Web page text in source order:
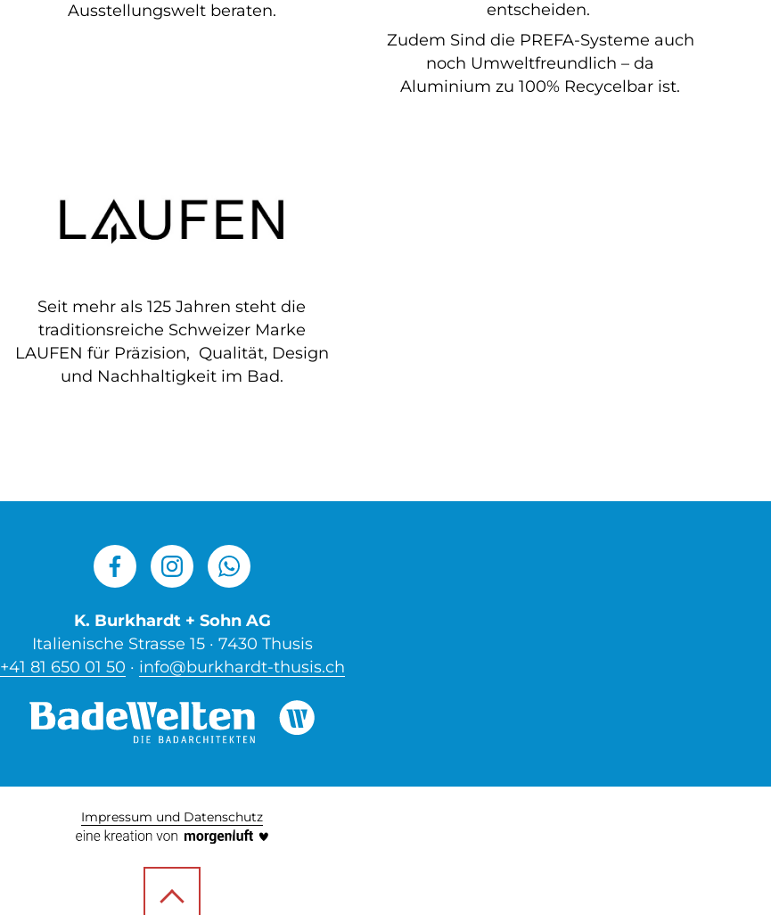
Ausstellungswelt beraten.
entscheiden.
Zudem Sind die PREFA-Systeme auch
noch Umweltfreundlich – da
Aluminium zu 100% Recycelbar ist.
Seit mehr als 125 Jahren steht die
traditionsreiche Schweizer Marke
LAUFEN für Präzision, Qualität, Design
und Nachhaltigkeit im Bad.
K. Burkhardt + Sohn AG
Italienische Strasse 15 · 7430 Thusis
+41 81 650 01 50 · info@burkhardt-thusis.ch
Impressum und Datenschutz